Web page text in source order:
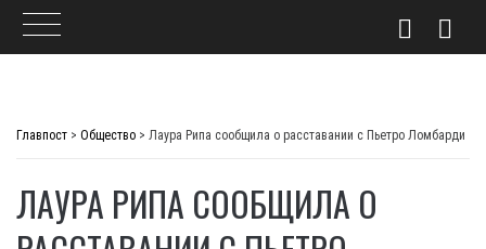
Главпост > Общество > Лаура Рипа сообщила о расставании с Пьетро Ломбарди
ЛАУРА РИПА СООБЩИЛА О